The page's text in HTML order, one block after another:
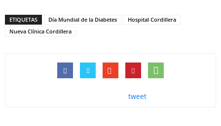
ETIQUETAS Día Mundial de la Diabetes
Hospital Cordillera
Nueva Clínica Cordillera
tweet